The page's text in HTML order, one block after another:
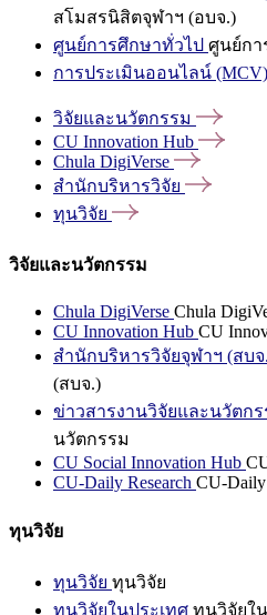
สโมสรนิสิตจุฬาฯ (อบจ.)
ศูนย์การศึกษาทั่วไป ศูนย์กา
การประเมินออนไลน์ (MCV)
วิจัยและนวัตกรรม
CU Innovation Hub
Chula DigiVerse
สำนักบริหารวิจัย
ทุนวิจัย
วิจัยและนวัตกรรม
Chula DigiVerse Chula
CU Innovation Hub CU
สำนักบริหารวิจัยจุฬาฯ (สบจ
(สบจ.)
ข่าวสารงานวิจัยและนวัตกร
นวัตกรรม
CU Social Innovation Hub
CU-Daily Research CU-Daily
ทุนวิจัย
ทุนวิจัย ทุนวิจัย
ทุนวิจัยในประเทศ ทุนวิจัยใ